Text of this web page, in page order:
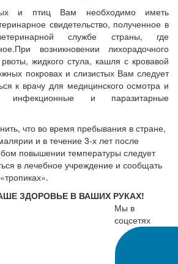
и птиц Вам необходимо иметь
свидетельство, полученное в
службе страны, где
возникновении лихорадочного
жидкого стула, кашля с кровавой
покровах и слизистых Вам следует
к врачу для медицинского осмотра и
инфекционные и паразитарные
что во время пребывания в стране,
и в течение 3-х лет после
повышении температуры следует
в лечебное учреждение и сообщать
ЗДОРОВЬЕ В ВАШИХ РУКАХ!
Мы в
соцсетях